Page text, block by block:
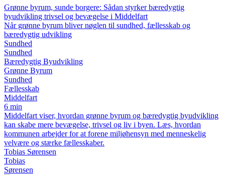
Grønne byrum, sunde borgere: Sådan styrker bæredygtig
byudvikling trivsel og bevægelse i Middelfart
Når grønne byrum bliver nøglen til sundhed, fællesskab og
bæredygtig udvikling
Sundhed
Sundhed
Bæredygtig Byudvikling
Grønne Byrum
Sundhed
Fællesskab
Middelfart
6 min
Middelfart viser, hvordan grønne byrum og bæredygtig byudvikling
kan skabe mere bevægelse, trivsel og liv i byen. Læs, hvordan
kommunen arbejder for at forene miljøhensyn med menneskelig
velvære og stærke fællesskaber.
Tobias Sørensen
Tobias
Sørensen